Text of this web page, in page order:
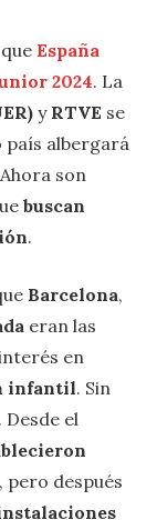
España
2024. La
y RTVE se
país albergará
son
buscan
.
Barcelona,
eran las
en
infantil. Sin
Desde el
después